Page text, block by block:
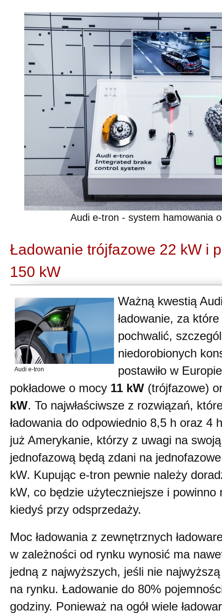
Audi e-tron - system hamowania
Ładowanie trójfazowe 22 kW i
150 kW
Audi e-tron
Ważną kwestią
ładowanie, za
pochwalić,
niedorobionych
postawiło w
pokładowe o mocy 11 kW (trójfazowe)
kW. To najwłaściwsze z rozwiązań,
ładowania do odpowiednio 8,5 h oraz 4
już Amerykanie, którzy z uwagi na
jednofazową będą zdani na
kW. Kupując e-tron pewnie należy
kW, co będzie użyteczniejsze i powinno
kiedyś przy odsprzedaży.
Moc ładowania z zewnętrznych
w zależności od rynku wynosić ma
jedną z najwyższych, jeśli nie
na rynku. Ładowanie do 80%
godziny. Ponieważ na ogół wiele